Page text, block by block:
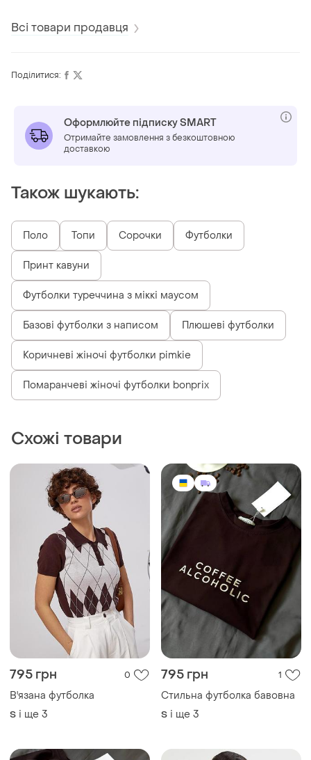
Всі товари продавця
Поділитися:
Оформлюйте підписку SMART
Отримайте замовлення з безкоштовною
доставкою
Також шукають:
Поло Топи Сорочки Футболки
Принт кавуни
Футболки туреччина з міккі маусом
Базові футболки з написом Плюшеві футболки
Коричневі жіночі футболки pimkie
Помаранчеві жіночі футболки bonprix
Схожі товари
795 грн 0
В'язана футболка
S і ще 3
795 грн 1
Стильна футболка бавовна
S і ще 3